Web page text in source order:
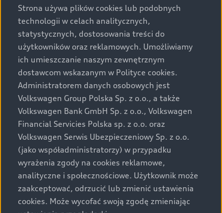
Modele i konfiguracja
Wszystkie modele Audi
Modele elektryczne Audi
Modele Audi plug-in hybrid
Modele Audi SUV
Modele Audi RS
Skonfiguruj swoje Audi
Porównaj modele Audi
Oferty i opcje zakupu
Gotowe do odbioru
Oferta Audi Business Edition
Oferta Audi Perfect Lease
Audi dla biznesu
Samochody używane Audi Select :plus
Elektromobilność
Poznaj nasze modele elektryczne
Porównaj nasze modele elektryczne
Skonfiguruj swoje Audi z napędem elektrycznym
Poznaj nasze modele plug-in hybrid
Serwis i akcesoria
Akcesoria
Serwis i części
Aplikacja myAudi i usługi cyfrowe
Świat Audi
Aktualności i historie postępu
Strona używa plików cookies lub podobnych
technologii w celach analitycznych,
statystycznych, dostosowania treści do
użytkowników oraz reklamowych. Umożliwiamy
ich umieszczanie naszym zewnętrznym
dostawcom wskazanym w Polityce cookies.
Administratorem danych osobowych jest
Volkswagen Group Polska Sp. z o.o., a także
Volkswagen Bank GmbH Sp. z o.o., Volkswagen
Financial Servicies Polska sp. z o.o. oraz
Volkswagen Serwis Ubezpieczeniowy Sp. z o.o.
(jako współadministratorzy) w przypadku
wyrażenia zgody na cookies reklamowe,
analityczne i społecznościowe. Użytkownik może
zaakceptować, odrzucić lub zmienić ustawienia
cookies. Może wycofać swoją zgodę zmieniając